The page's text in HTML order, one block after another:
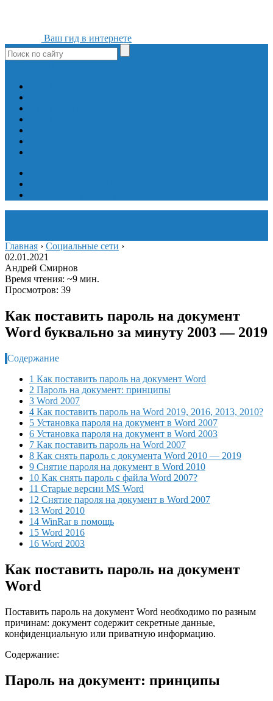
Ваш гид в интернете
Главная › Социальные сети ›
02.01.2021
Андрей Смирнов
Время чтения: ~9 мин.
Просмотров: 39
Как поставить пароль на документ
Word буквально за минуту 2003 — 2019
Содержание
1 Как поставить пароль на документ Word
2 Пароль на документ: принципы
3 Word 2007
4 Как поставить пароль на Word 2019, 2016, 2013, 2010?
5 Установка пароля на документ в Word 2007
6 Установка пароля на документ в Word 2003
7 Как поставить пароль на Word 2007
8 Как снять пароль с документа Word 2010 — 2019
9 Снятие пароля на документ в Word 2010
10 Как снять пароль с файла Word 2007?
11 Старые версии MS Word
12 Снятие пароля на документ в Word 2007
13 Word 2010
14 WinRar в помощь
15 Word 2016
16 Word 2003
Как поставить пароль на документ
Word
Поставить пароль на документ Word необходимо по разным
причинам: документ содержит секретные данные,
конфиденциальную или приватную информацию.
Содержание:
Пароль на документ: принципы